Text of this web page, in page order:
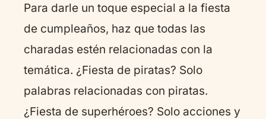
Para darle un toque especial a la fiesta
de cumpleaños, haz que todas las
charadas estén relacionadas con la
temática. ¿Fiesta de piratas? Solo
palabras relacionadas con piratas.
¿Fiesta de superhéroes? Solo acciones y